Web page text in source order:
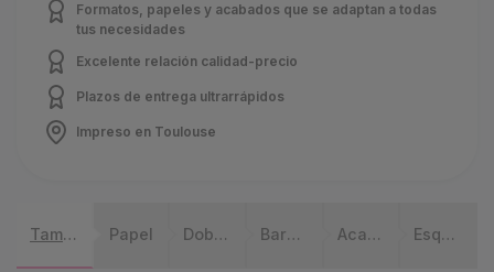
Formatos, papeles y acabados que se adaptan a todas
tus necesidades
Excelente relación calidad-precio
Plazos de entrega ultrarrápidos
Impreso en Toulouse
Tamaño Papel Doble cara Barniz y Metalizado Acabados Esquinas y Modelado